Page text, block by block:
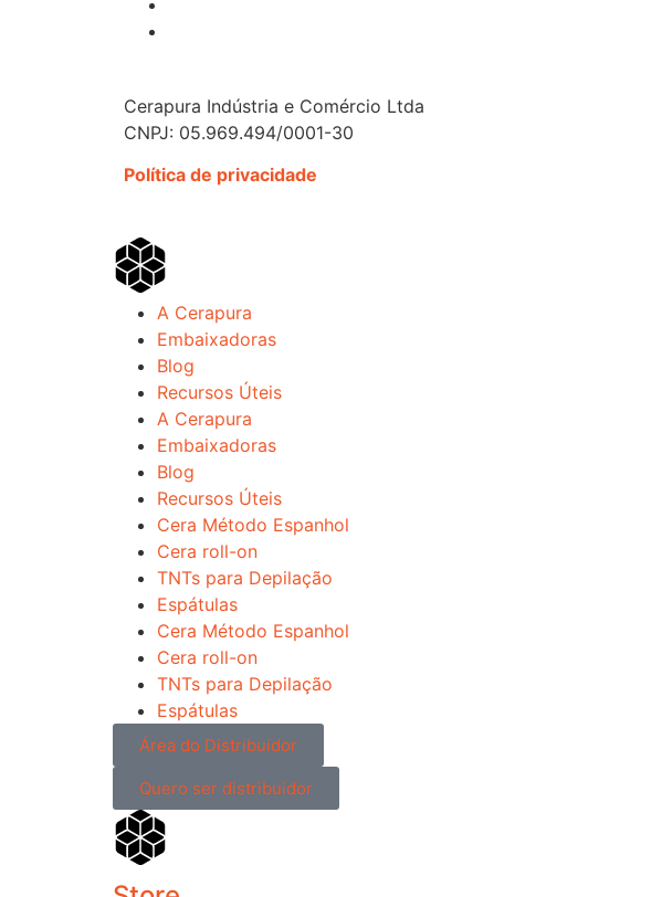
Cerapura Indústria e Comércio Ltda
CNPJ: 05.969.494/0001-30
Política de privacidade
A Cerapura
Embaixadoras
Blog
Recursos Úteis
A Cerapura
Embaixadoras
Blog
Recursos Úteis
Cera Método Espanhol
Cera roll-on
TNTs para Depilação
Espátulas
Cera Método Espanhol
Cera roll-on
TNTs para Depilação
Espátulas
Área do Distribuidor
Quero ser distribuidor